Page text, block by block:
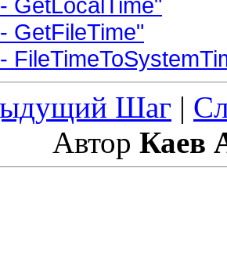
GetFileTime"
Шаг |
Автор Каев